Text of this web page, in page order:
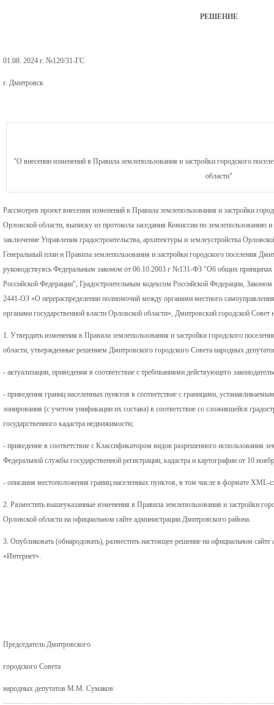
РЕШЕНИЕ
01.08. 2024 г. №120/31-ГС
г. Дмитровск
"О внесении изменений в Правила землепользования и застройки городского
области"
Рассмотрев проект внесения изменений в Правила землепользования и застройки
Орловской области, выписку из протокола заседания Комиссии по землепользованию
заключение Управления градостроительства, архитектуры и землеустройства
Генеральный план и Правила землепользования и застройки городского поселения
руководствуясь Федеральным законом от 06.10.2003 г №131-ФЗ "Об общих принципах
Российской Федерации", Градостроительным кодексом Российской Федерации,
2441-ОЗ «О перераспределении полномочий между органами местного
органами государственной власти Орловской области», Дмитровский городской
1. Утвердить изменения в Правила землепользования и застройки городского
области, утвержденные решением Дмитровского городского Совета народных
- актуализации, приведения в соответствие с требованиями действующего
- приведения границ населенных пунктов в соответствие с границами,
зонирования (с учетом унификации их состава) в соответствие со сложившейся
государственного кадастра недвижимости;
- приведение в соответствие с Классификатором видов разрешенного использования
Федеральной службы государственной регистрации, кадастра и картографии от 10
- описания местоположения границ населенных пунктов, в том числе в формате XML-
2. Разместить вышеуказанные изменения в Правила землепользования и застройки
Орловской области на официальном сайте администрации Дмитровского района.
3. Опубликовать (обнародовать), разместить настоящее решение на официальном
«Интернет».
Председатель Дмитровского
городского Совета
народных депутатов М.М. Сумаков